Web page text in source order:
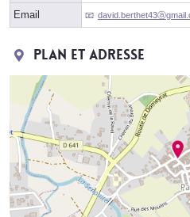
Email
Plan et adresse